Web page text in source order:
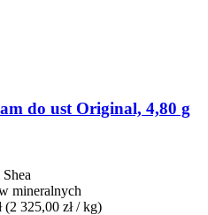
do ust Original, 4,80 g
Shea
mineralnych
(2 325,00 zł / kg)